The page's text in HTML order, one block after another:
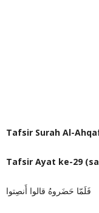
Tafsir Surah Al-
Tafsir Ayat ke-29
فَلَمّا حَضَروهُ قالوا أَنصِتوا